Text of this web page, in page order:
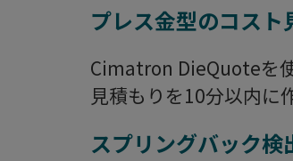
プレス金型のコス
Cimatron DieQuoteを
見積もりを10分以内に
スプリングバック検